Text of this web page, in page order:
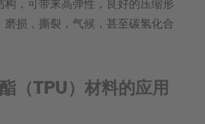
构，可带来高弹性，良好的压缩形
磨损，撕裂，气候，甚至碳氢化合
（TPU）材料的应用